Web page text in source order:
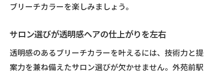
ブリーチカラーを楽しみましょう。
サロン選びが透明感ヘアの仕上がりを左右
透明感のあるブリーチカラーを叶えるには、技術力と提
案力を兼ね備えたサロン選びが欠かせません。外苑前駅